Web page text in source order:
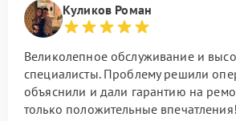
Куликов Роман
Великолепное обслуживание и
специалисты. Проблему решили
объяснили и дали гарантию на
только положительные впечатления!